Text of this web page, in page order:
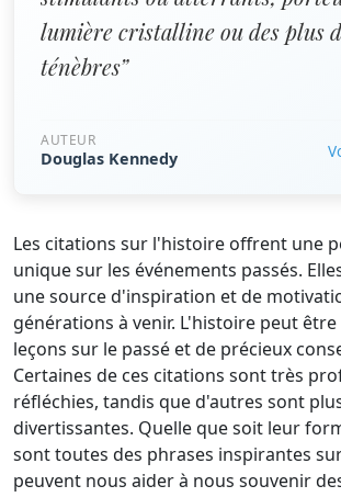
lumière cristalline ou des plus
ténèbres”
AUTEUR
Douglas Kennedy
Les citations sur l'histoire offrent une
unique sur les événements passés.
une source d'inspiration et de
générations à venir. L'histoire peut
leçons sur le passé et de précieux
Certaines de ces citations sont très
réfléchies, tandis que d'autres sont
divertissantes. Quelle que soit leur
sont toutes des phrases inspirantes
peuvent nous aider à nous souvenir